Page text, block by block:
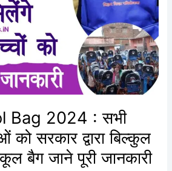
Bag 2024 : सभी
को सरकार द्वारा बिल्कुल
बैग जाने पूरी जानकारी